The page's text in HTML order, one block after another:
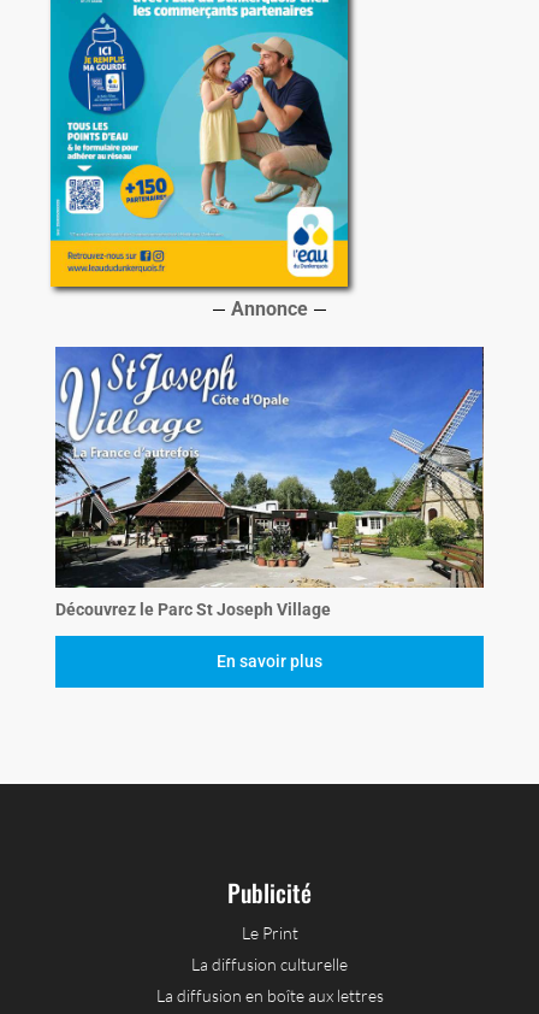
Annonce
Découvrez le Parc St Joseph Village
En savoir plus
Publicité
Le Print
La diffusion culturelle
La diffusion en boîte aux lettres